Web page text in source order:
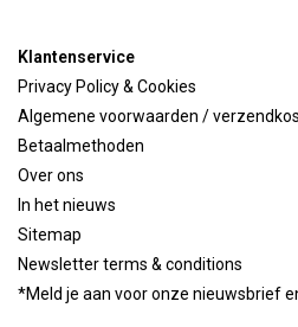
Klantenservice
Privacy Policy & Cookies
Algemene voorwaarden /
Betaalmethoden
Over ons
In het nieuws
Sitemap
Newsletter terms & conditions
*Meld je aan voor onze nieuwsbrief